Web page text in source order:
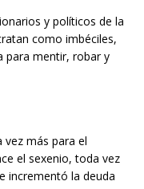
y políticos de la
como imbéciles,
para mentir, robar y
vez más para el
el sexenio, toda vez
incrementó la deuda